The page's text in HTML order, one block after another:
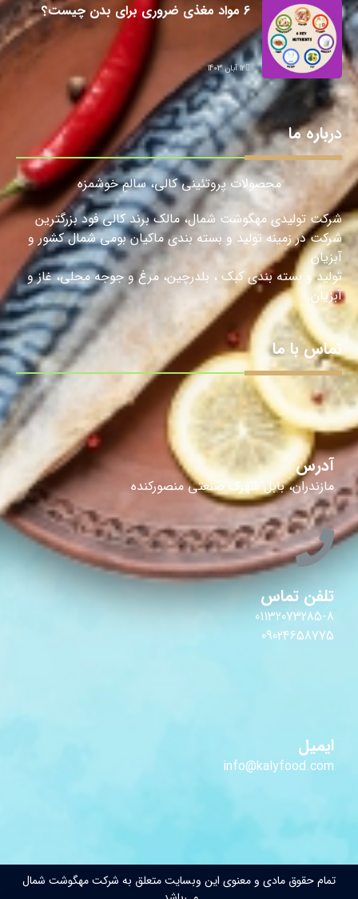
6 مواد مغذی ضروری برای بدن چیست؟
12 آبان 1403
درباره ما
محصولات پروتئینی کالی، سالمِ خوشمزه
شرکت تولیدی مهگوشت شمال، مالک برند کالی فود بزرگترین
شرکت در زمینه تولید و بسته بندی ماکیان بومی شمال کشور و
آبزیان
تولید و بسته بندی کبک ، بلدرچین، مرغ و جوجه محلی، غاز و
آبزیان.
تماس با ما
آدرس
مازندران، بابل شهرک صنعتی منصورکنده
تلفن تماس
01132073285-8
09024658775
ایمیل
info@kalyfood.com
تمام حقوق مادی و معنوی این وبسایت متعلق به شرکت مهگوشت شمال